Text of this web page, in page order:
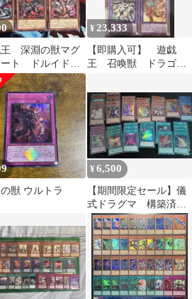
王 深淵の獣マグ
ート ドルイドヴ
サロニール バ
レイク各1枚他
¥23,333
【即購入可】 遊戯
王 召喚獣 ドラゴン
構築デッキ
獣 ウルトラ
¥6,500
【期間限定セール】儀
式ドラグマ 構築済み
デッキ